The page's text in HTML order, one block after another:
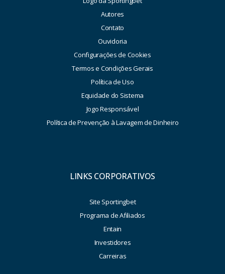
Autores
Contato
Ouvidoria
Configurações de Cookies
Termos e Condições Gerais
Política de Uso
Equidade do Sistema
Jogo Responsável
Política de Prevenção à Lavagem de Dinheiro
LINKS CORPORATIVOS
Site Sportingbet
Programa de Afiliados
Entain
Investidores
Carreiras